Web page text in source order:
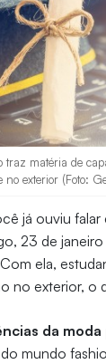
matéria de
exterior (Foto:
já ouviu falar
23 de
ela,
no exterior,
da
mundo